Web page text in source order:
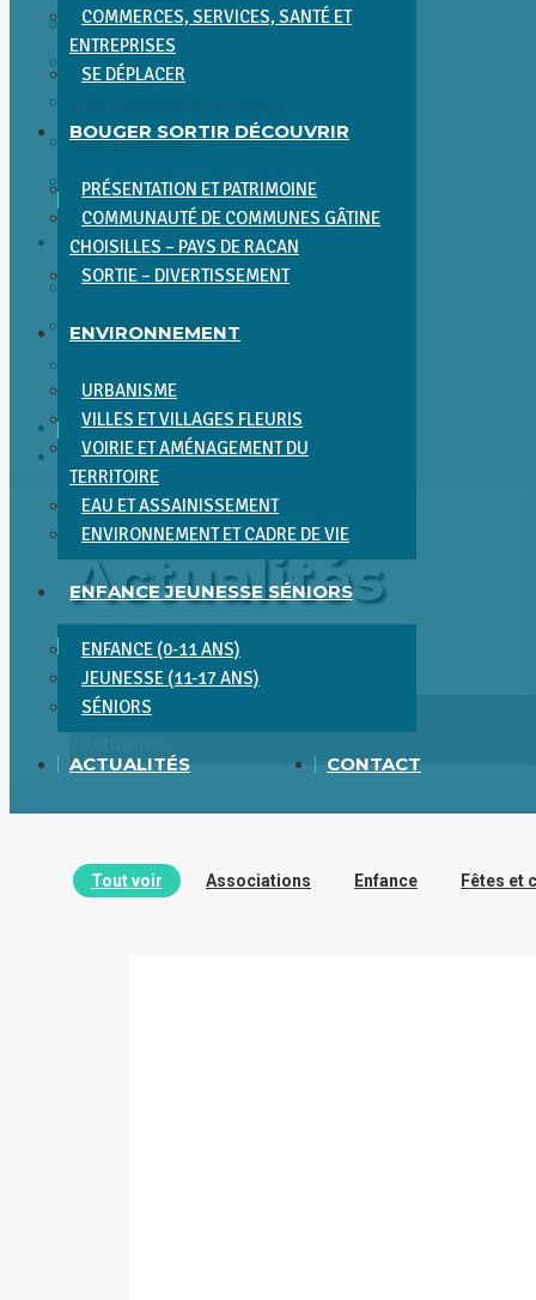
COMMERCES, SERVICES, SANTÉ ET
ENTREPRISES
SE DÉPLACER
BOUGER SORTIR DÉCOUVRIR
PRÉSENTATION ET PATRIMOINE
COMMUNAUTÉ DE COMMUNES GÂTINE
CHOISILLES – PAYS DE RACAN
SORTIE – DIVERTISSEMENT
ENVIRONNEMENT
URBANISME
VILLES ET VILLAGES FLEURIS
VOIRIE ET AMÉNAGEMENT DU
TERRITOIRE
EAU ET ASSAINISSEMENT
ENVIRONNEMENT ET CADRE DE VIE
ENFANCE JEUNESSE SÉNIORS
ENFANCE (0-11 ANS)
JEUNESSE (11-17 ANS)
SÉNIORS
ACTUALITÉS CONTACT
Urbanisme
Villes et villages fleuris
Eau et Assainissement
Environnement et Cadre de Vie
ENFANCE JEUNESSE SÉNIORS
Enfance (0-11 ans)
Jeunesse (11-17 ans)
ACTUALITÉS
CONTACT
Actualités
Vous êtes ici :
Accueil
Tout voir Associations Enfance Fêtes et